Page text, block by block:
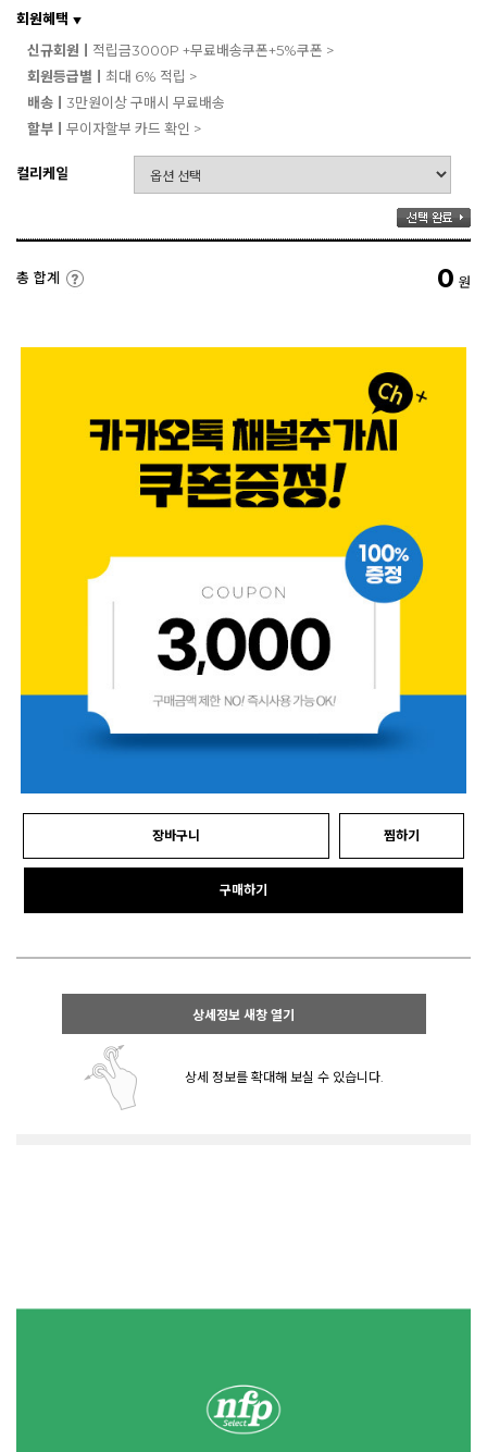
회원혜택 ▼
신규회원ㅣ 적립금3000P +무료배송쿠폰+5%쿠폰 >
회원등급별ㅣ 최대 6% 적립 >
배송ㅣ 3만원이상 구매시 무료배송
할부ㅣ 무이자할부 카드 확인 >
컬리케일
총 합계 0 원
장바구니 찜하기
구매하기
상세정보 새창 열기
상세 정보를 확대해 보실 수 있습니다.